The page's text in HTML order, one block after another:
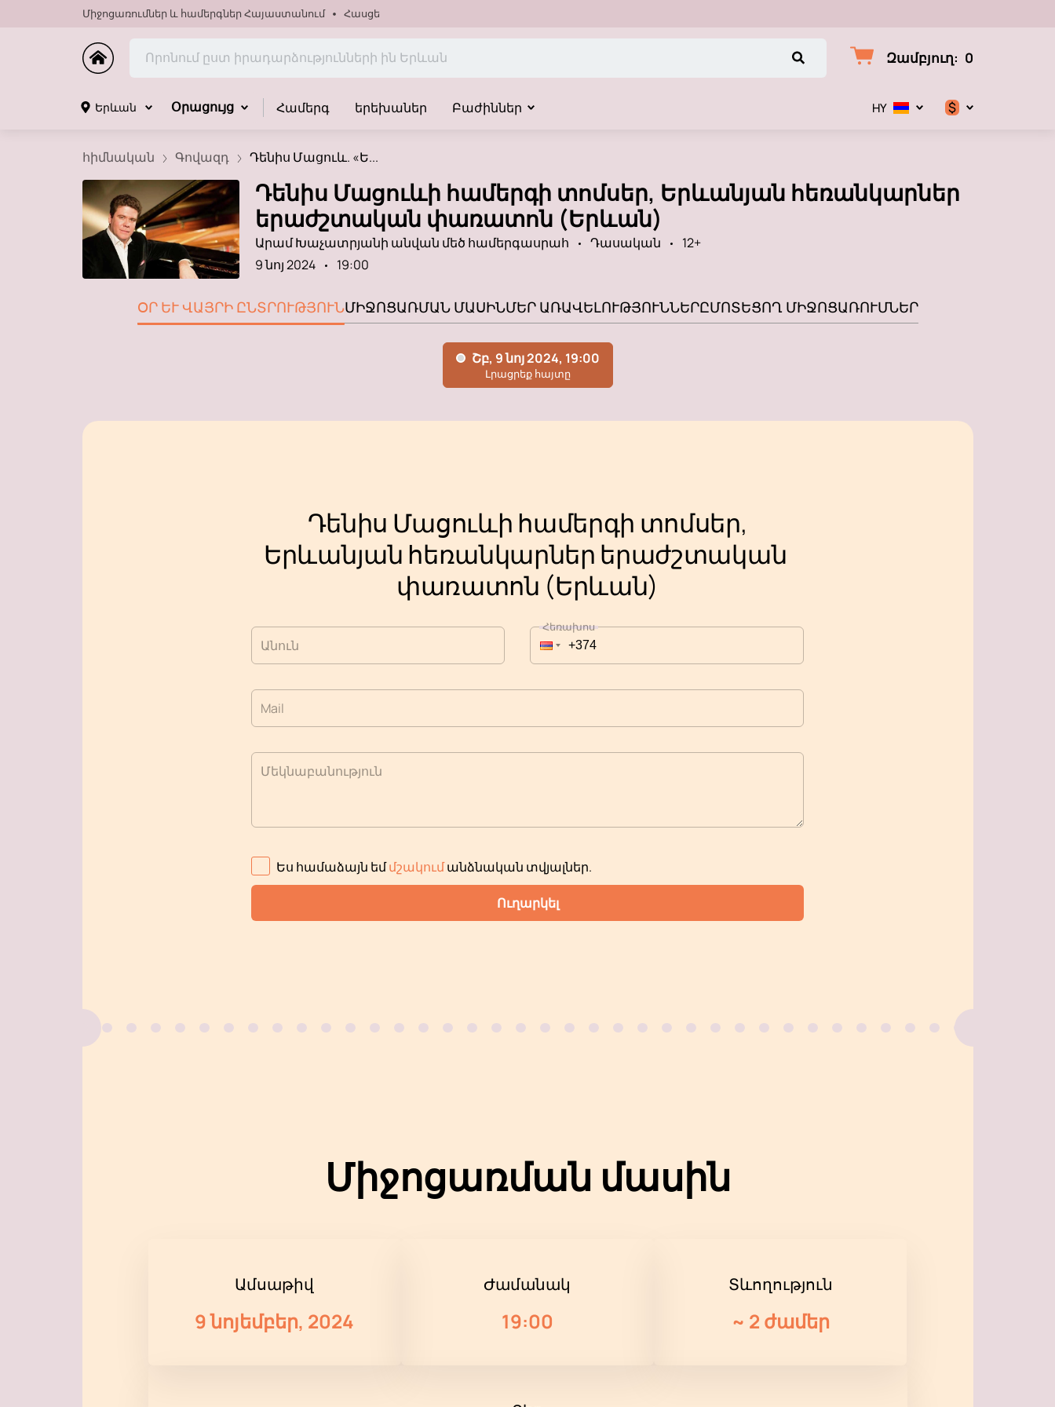
Միջոցառումներ և համերգներ Հայաստանում Հասցե
Զամբյուղ: 0
Երևան Օրացույց Համերգ երեխաներ Բաժիններ HY $
հիմնական Գովազդ Դենիս Մացուև. «Ե...
Դենիս Մացուևի համերգի տոմսեր, Երևանյան հեռանկարներ
երաժշտական ​​փառատոն (Երևան)
Արամ Խաչատրյանի անվան մեծ համերգասրահ Դասական
12+
9 նոյ 2024
19:00
ՕՐ ԵՒ ՎԱՅՐԻ ԸՆՏՐՈՒԹՅՈՒՆ ՄԻՋՈՑԱՌՄԱՆ ՄԱՍԻՆՄԵՐ ԱՌԱՎԵԼՈՒԹՅՈՒՆՆԵՐԸՄՈՏԵՑՈՂ ՄԻՋՈՑԱՌՈՒՄՆԵՐ
Դենիս Մացուևի համերգի տոմսեր,
Երևանյան հեռանկարներ երաժշտական ​​
փառատոն (Երևան)
Անուն
Հեռախոս
Mail
Մեկնաբանություն
Ես համաձայն եմմշակումանձնական տվյալներ.
Ուղարկել
Միջոցառման մասին
Ամսաթիվ
9 նոյեմբեր, 2024
Ժամանակ
19:00
Տևողություն
~ 2 ժամեր